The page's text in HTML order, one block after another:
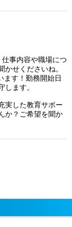
仕事内容や職場につ
せくださいね。
ます！勤務開始日
ます。
実した教育サポー
か？ご希望を聞か